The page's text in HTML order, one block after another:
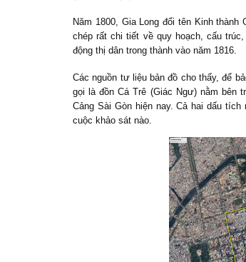
Năm 1800, Gia Long đổi tên Kinh
chép rất chi tiết về quy hoạch, cấu
động thị dân trong thành vào năm 1816.
Các nguồn tư liệu bản đồ cho thấy, để
gọi là đồn Cá Trê (Giác Ngư) nằm bên
Cảng Sài Gòn hiện nay. Cả hai dấu
cuộc khảo sát nào.